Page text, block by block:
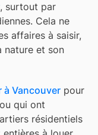
, surtout par
Cela ne
affaires à saisir,
nature et son
à Vancouver pour
qui ont
résidentiels